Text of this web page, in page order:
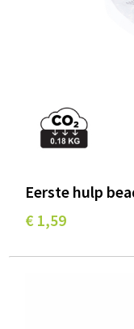
Eerste hulp
€ 1,59